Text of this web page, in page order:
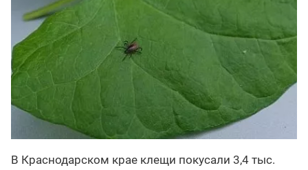
В Краснодарском крае клещи покусали 3,4 тыс.